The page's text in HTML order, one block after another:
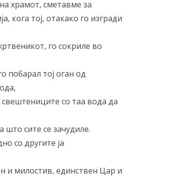
храмот, сметавме за
кога тој, отакако го изгради
го сокриле во
побарал тој оган од
со таа вода да
сите се зачудиле.
со другите ја
и милостив, единствен Цар и